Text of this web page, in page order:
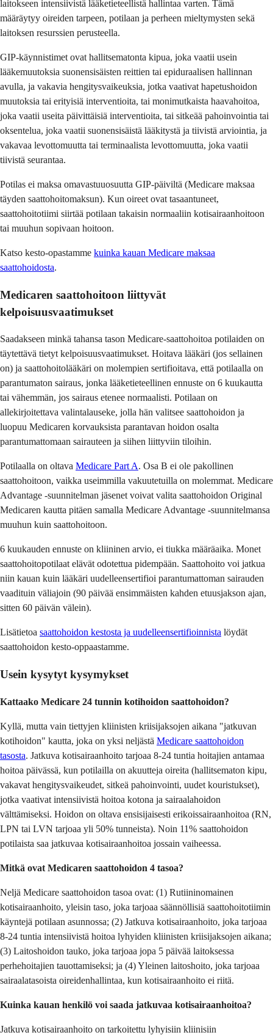
laitokseen intensiivistä lääketieteellistä hallintaa varten. Tämä
määräytyy oireiden tarpeen, potilaan ja perheen mieltymysten sekä
laitoksen resurssien perusteella.
GIP-käynnistimet ovat hallitsematonta kipua, joka vaatii usein
lääkemuutoksia suonensisäisten reittien tai epiduraalisen hallinnan
avulla, ja vakavia hengitysvaikeuksia, jotka vaativat hapetushoidon
muutoksia tai erityisiä interventioita, tai monimutkaista haavahoitoa,
joka vaatii useita päivittäisiä interventioita, tai sitkeää pahoinvointia tai
oksentelua, joka vaatii suonensisäistä lääkitystä ja tiivistä arviointia, ja
vakavaa levottomuutta tai terminaalista levottomuutta, joka vaatii
tiivistä seurantaa.
Potilas ei maksa omavastuuosuutta GIP-päiviltä (Medicare maksaa
täyden saattohoitomaksun). Kun oireet ovat tasaantuneet,
saattohoitotiimi siirtää potilaan takaisin normaaliin kotisairaanhoitoon
tai muuhun sopivaan hoitoon.
Katso kesto-opastamme kuinka kauan Medicare maksaa
saattohoidosta.
Medicaren saattohoitoon liittyvät
kelpoisuusvaatimukset
Saadakseen minkä tahansa tason Medicare-saattohoitoa potilaiden on
täytettävä tietyt kelpoisuusvaatimukset. Hoitava lääkäri (jos sellainen
on) ja saattohoitolääkäri on molempien sertifioitava, että potilaalla on
parantumaton sairaus, jonka lääketieteellinen ennuste on 6 kuukautta
tai vähemmän, jos sairaus etenee normaalisti. Potilaan on
allekirjoitettava valintalauseke, jolla hän valitsee saattohoidon ja
luopuu Medicaren korvauksista parantavan hoidon osalta
parantumattomaan sairauteen ja siihen liittyviin tiloihin.
Potilaalla on oltava Medicare Part A. Osa B ei ole pakollinen
saattohoitoon, vaikka useimmilla vakuutetuilla on molemmat. Medicare
Advantage -suunnitelman jäsenet voivat valita saattohoidon Original
Medicaren kautta pitäen samalla Medicare Advantage -suunnitelmansa
muuhun kuin saattohoitoon.
6 kuukauden ennuste on kliininen arvio, ei tiukka määräaika. Monet
saattohoitopotilaat elävät odotettua pidempään. Saattohoito voi jatkua
niin kauan kuin lääkäri uudelleensertifioi parantumattoman sairauden
vaadituin väliajoin (90 päivää ensimmäisten kahden etuusjakson ajan,
sitten 60 päivän välein).
Lisätietoa saattohoidon kestosta ja uudelleensertifioinnista löydät
saattohoidon kesto-oppaastamme.
Usein kysytyt kysymykset
Kattaako Medicare 24 tunnin kotihoidon saattohoidon?
Kyllä, mutta vain tiettyjen kliinisten kriisijaksojen aikana "jatkuvan
kotihoidon" kautta, joka on yksi neljästä Medicare saattohoidon
tasosta. Jatkuva kotisairaanhoito tarjoaa 8-24 tuntia hoitajien antamaa
hoitoa päivässä, kun potilailla on akuutteja oireita (hallitsematon kipu,
vakavat hengitysvaikeudet, sitkeä pahoinvointi, uudet kouristukset),
jotka vaativat intensiivistä hoitoa kotona ja sairaalahoidon
välttämiseksi. Hoidon on oltava ensisijaisesti erikoissairaanhoitoa (RN,
LPN tai LVN tarjoaa yli 50% tunneista). Noin 11% saattohoidon
potilaista saa jatkuvaa kotisairaanhoitoa jossain vaiheessa.
Mitkä ovat Medicaren saattohoidon 4 tasoa?
Neljä Medicare saattohoidon tasoa ovat: (1) Rutiininomainen
kotisairaanhoito, yleisin taso, joka tarjoaa säännöllisiä saattohoitotiimin
käyntejä potilaan asunnossa; (2) Jatkuva kotisairaanhoito, joka tarjoaa
8-24 tuntia intensiivistä hoitoa lyhyiden kliinisten kriisijaksojen aikana;
(3) Laitoshoidon tauko, joka tarjoaa jopa 5 päivää laitoksessa
perhehoitajien tauottamiseksi; ja (4) Yleinen laitoshoito, joka tarjoaa
sairaalatasoista oireidenhallintaa, kun kotisairaanhoito ei riitä.
Kuinka kauan henkilö voi saada jatkuvaa kotisairaanhoitoa?
Jatkuva kotisairaanhoito on tarkoitettu lyhyisiin kliinisiin